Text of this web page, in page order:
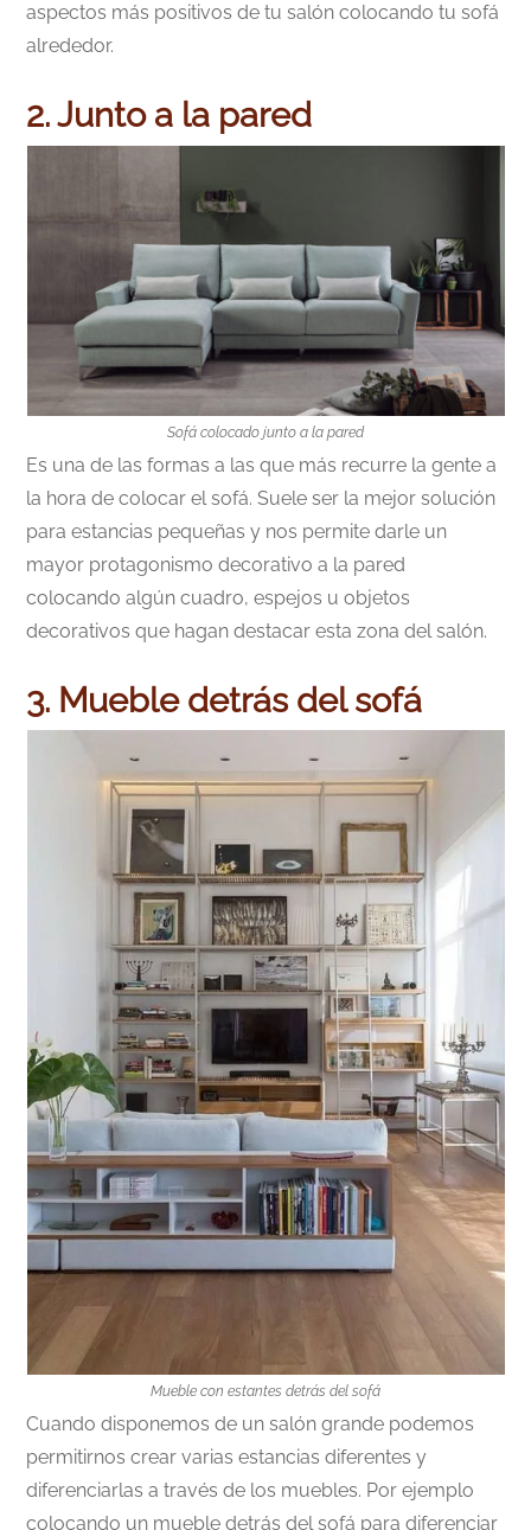
aspectos más positivos de tu salón colocando tu sofá
alrededor.
2. Junto a la pared
Sofá colocado junto a la pared
Es una de las formas a las que más recurre la gente a
la hora de colocar el sofá. Suele ser la mejor solución
para estancias pequeñas y nos permite darle un
mayor protagonismo decorativo a la pared
colocando algún cuadro, espejos u objetos
decorativos que hagan destacar esta zona del salón.
3. Mueble detrás del sofá
Mueble con estantes detrás del sofá
Cuando disponemos de un salón grande podemos
permitirnos crear varias estancias diferentes y
diferenciarlas a través de los muebles. Por ejemplo
colocando un mueble detrás del sofá para diferenciar